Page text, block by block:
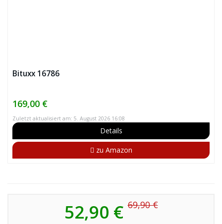
Bituxx 16786
169,00 €
Zuletzt aktualisiert am: 5. August 2026 16:08
Details
zu Amazon
52,90 €69,90 €